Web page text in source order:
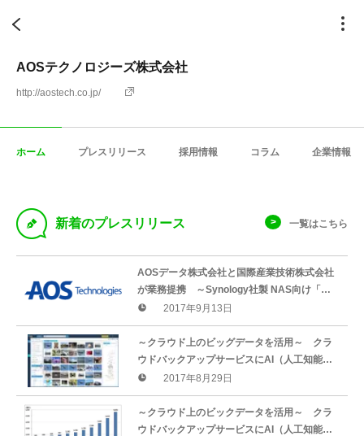
AOSテクノロジーズ株式会社
http://aostech.co.jp/
ホーム プレスリリース 採用情報 コラム 企業情報
D 新着のプレスリリース 一覧はこちら
AOSデータ株式会社と国際産業技術株式会社
が業務提携 ～Synology社製 NAS向け「デ
ータ復旧サービス」の提供開始～
2017年9月13日
～クラウド上のビッグデータを活用～ クラ
ウドバックアップサービスにAI（人工知能）
機能を搭載！「AOSBOX Intelligent」提供開
始
2017年8月29日
～クラウド上のビックデータを活用～ クラ
ウドバックアップサービスにAI（人工知能）